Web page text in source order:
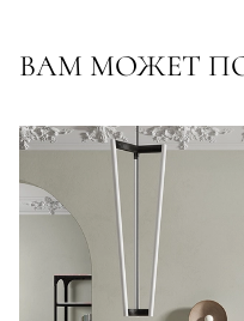
ВАМ МОЖЕТ